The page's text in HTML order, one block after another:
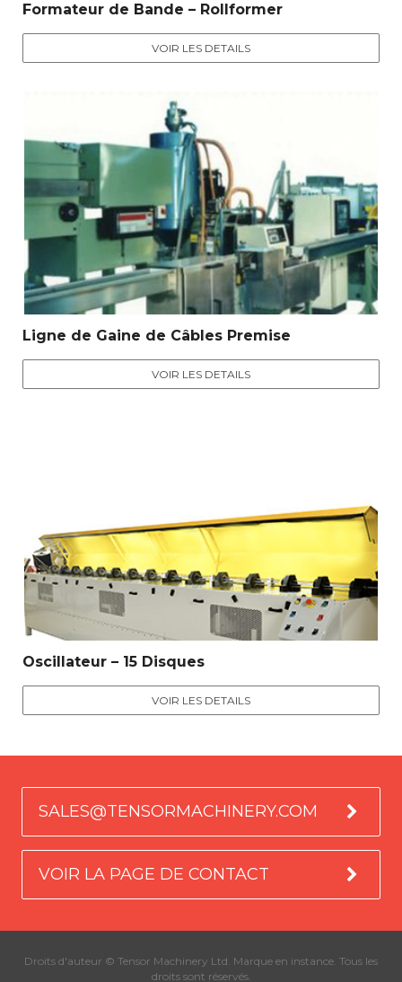
Formateur de Bande – Rollformer
VOIR LES DETAILS
Ligne de Gaine de Câbles Premise
VOIR LES DETAILS
Oscillateur – 15 Disques
VOIR LES DETAILS
SALES@TENSORMACHINERY.COM
VOIR LA PAGE DE CONTACT
Droits d'auteur © Tensor Machinery Ltd. Marque en instance. Tous les
droits sont réservés.